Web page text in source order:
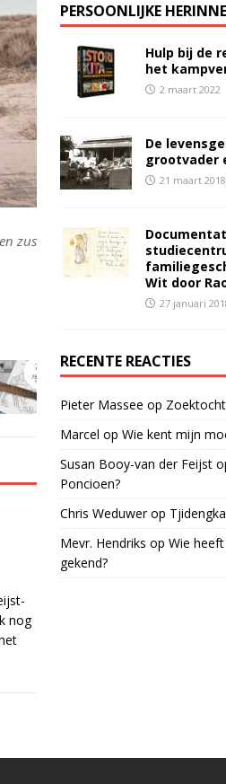
zus
nog
PERSOONLIJKE
Hulp bij de
het
2 maart 2022
De
grootvader
21 maart 2018
Wit door
27 januari
RECENTE REACTIES
Pieter Massee op
Marcel op Wie kent mijn
Susan Booy-van der Feijst
Poncioen?
Chris Weduwerop
Mevr. Hendriks op Wie
gekend?